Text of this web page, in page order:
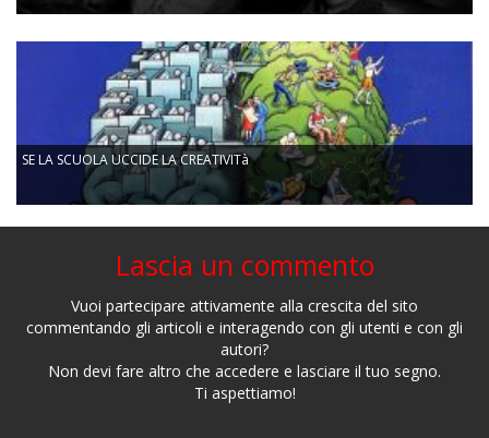
SE LA SCUOLA UCCIDE LA CREATIVITà
Lascia un commento
Vuoi partecipare attivamente alla crescita del sito
commentando gli articoli e interagendo con gli utenti e con gli
autori?
Non devi fare altro che accedere e lasciare il tuo segno.
Ti aspettiamo!